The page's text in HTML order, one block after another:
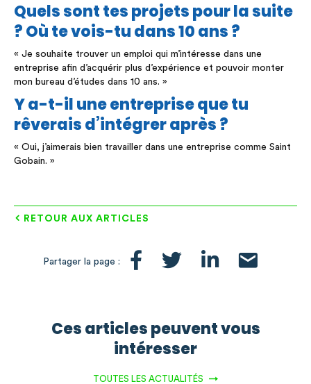
Quels sont tes projets pour la suite
? Où te vois-tu dans 10 ans ?
« Je souhaite trouver un emploi qui m’intéresse dans une
entreprise afin d’acquérir plus d’expérience et pouvoir monter
mon bureau d’études dans 10 ans. »
Y a-t-il une entreprise que tu
rêverais d’intégrer après ?
« Oui, j’aimerais bien travailler dans une entreprise comme Saint
Gobain. »
RETOUR AUX ARTICLES
Partager la page :
Ces articles peuvent vous
intéresser
TOUTES LES ACTUALITÉS